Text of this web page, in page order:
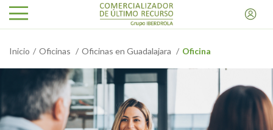
Inicio Oficinas Oficinas en Guadalajara Oficina